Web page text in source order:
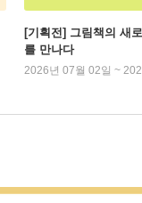
[기획전] 그림책의 새
를 만나다
2026년 07월 02일 ~